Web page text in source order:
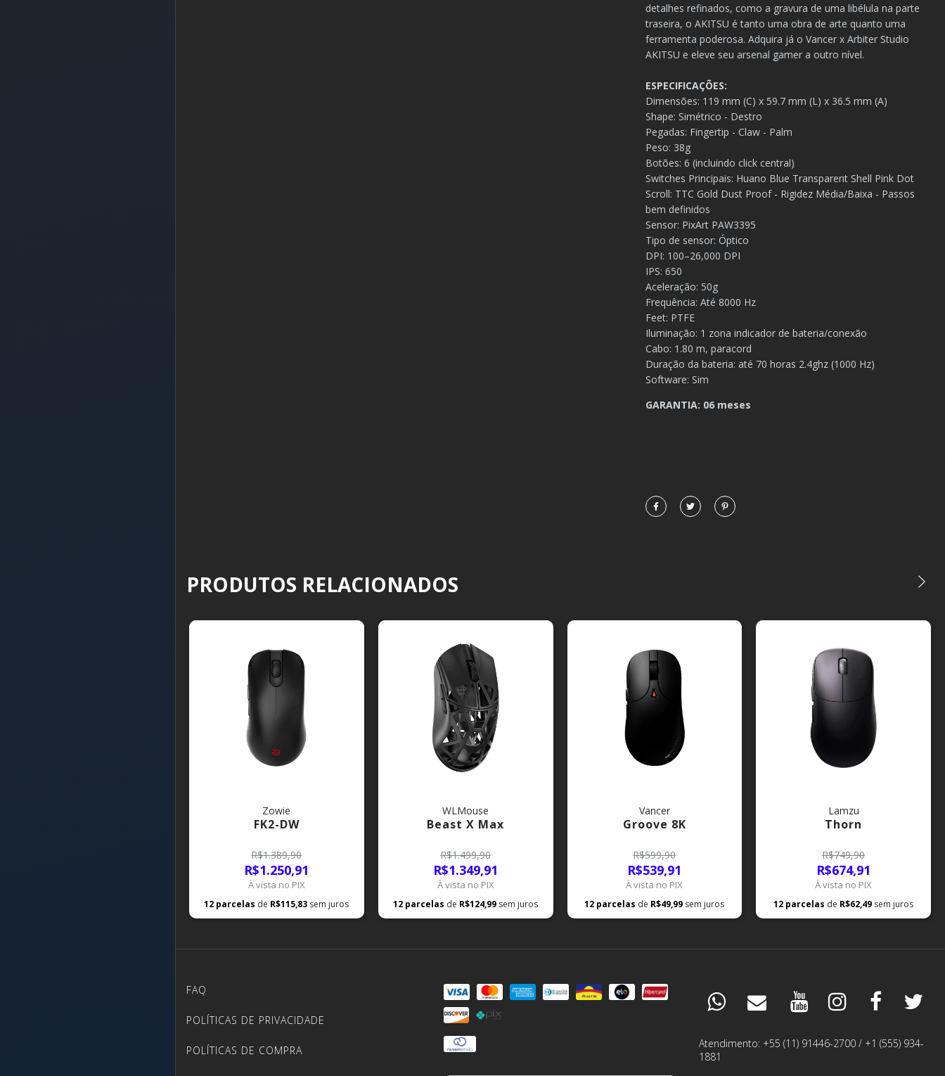
detalhes refinados, como a gravura de uma libélula na parte
traseira, o AKITSU é tanto uma obra de arte quanto uma
ferramenta poderosa. Adquira já o Vancer x Arbiter Studio
AKITSU e eleve seu arsenal gamer a outro nível.
ESPECIFICAÇÕES:
Dimensões: 119 mm (C) x 59.7 mm (L) x 36.5 mm (A)
Shape: Simétrico - Destro
Pegadas: Fingertip - Claw - Palm
Peso: 38g
Botões: 6 (incluindo click central)
Switches Principais: Huano Blue Transparent Shell Pink Dot
Scroll: TTC Gold Dust Proof - Rigidez Média/Baixa - Passos
bem definidos
Sensor: PixArt PAW3395
Tipo de sensor: Óptico
DPI: 100–26,000 DPI
IPS: 650
Aceleração: 50g
Frequência: Até 8000 Hz
Feet: PTFE
Iluminação: 1 zona indicador de bateria/conexão
Cabo: 1.80 m, paracord
Duração da bateria: até 70 horas 2.4ghz (1000 Hz)
Software: Sim
GARANTIA: 06 meses
PRODUTOS RELACIONADOS
Zowie
FK2-DW
R$1.389,90
R$1.250,91
À vista no PIX
12 parcelas de R$115,83 sem juros
WLMouse
Beast X Max
R$1.499,90
R$1.349,91
À vista no PIX
12 parcelas de R$124,99 sem juros
Vancer
Groove 8K
R$599,90
R$539,91
À vista no PIX
12 parcelas de R$49,99 sem juros
Lamzu
Thorn
R$749,90
R$674,91
À vista no PIX
12 parcelas de R$62,49 sem juros
FAQ
POLÍTICAS DE PRIVACIDADE
POLÍTICAS DE COMPRA
Atendimento: +55 (11) 91446-2700 / +1 (555) 934-
1881